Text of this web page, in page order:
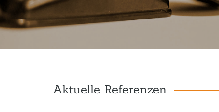
Aktuelle Referenzen